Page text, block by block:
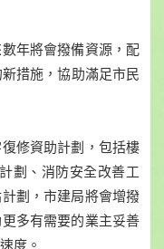
年將會撥備資源，配
措施，協助滿足市民
修資助計劃，包括樓
劃、消防安全改善工
劃，市建局將會增撥
多有需要的業主妥善
度。